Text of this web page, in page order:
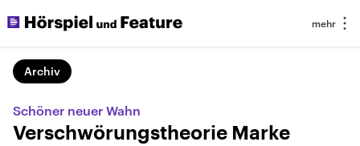
Archiv
Schöner neuer Wahn
Verschwörungstheorie Marke